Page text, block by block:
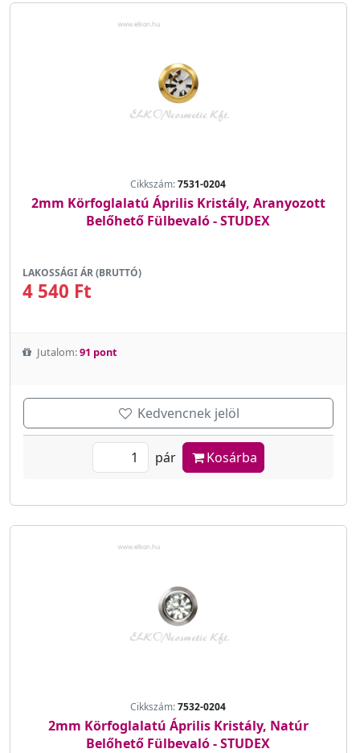
Cikkszám:7531-0204
2mm Körfoglalatú Április Kristály, Aranyozott
Belőhető Fülbevaló - STUDEX
LAKOSSÁGI ÁR (BRUTTÓ)
4 540 Ft
Jutalom:91 pont
Kedvencnek jelöl
pár Kosárba
Cikkszám:7532-0204
2mm Körfoglalatú Április Kristály, Natúr
Belőhető Fülbevaló - STUDEX